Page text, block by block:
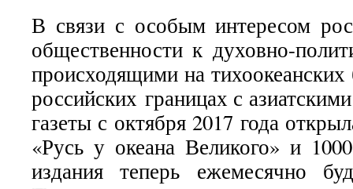
В связи с особым интересом
общественности к духовно-
происходящими на тихоокеанских
российских границах с
газеты с октября 2017 года
«Русь у океана Великого» и
издания теперь ежемесячно